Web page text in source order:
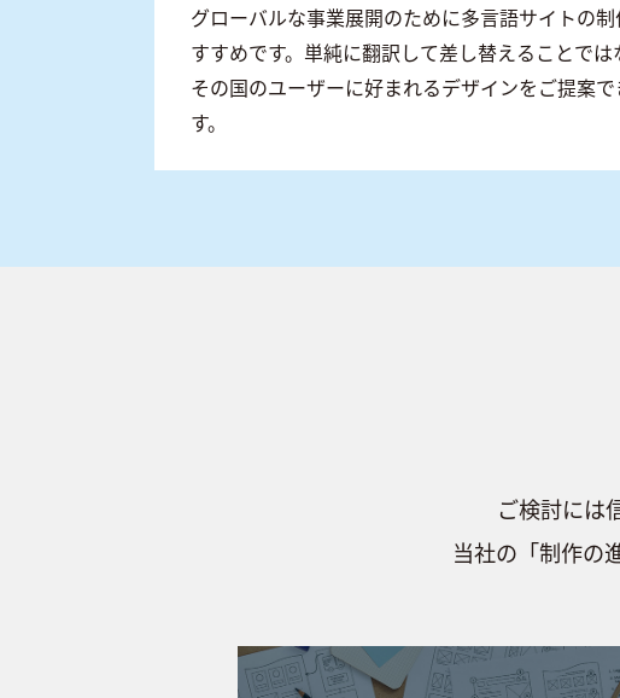
グローバルな事業展開のために多言語サイトの
すすめです。単純に翻訳して差し替えることでは
その国のユーザーに好まれるデザインをご提案で
す。
ご検討には
当社の「制作の